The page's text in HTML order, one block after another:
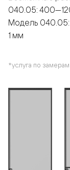
040.05:
Модель
1 мм
*услуга по